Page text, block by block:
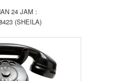
24 JAM :
(SHEILA)